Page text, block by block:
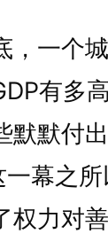
一个城
有多
默默付
一幕之
权力对